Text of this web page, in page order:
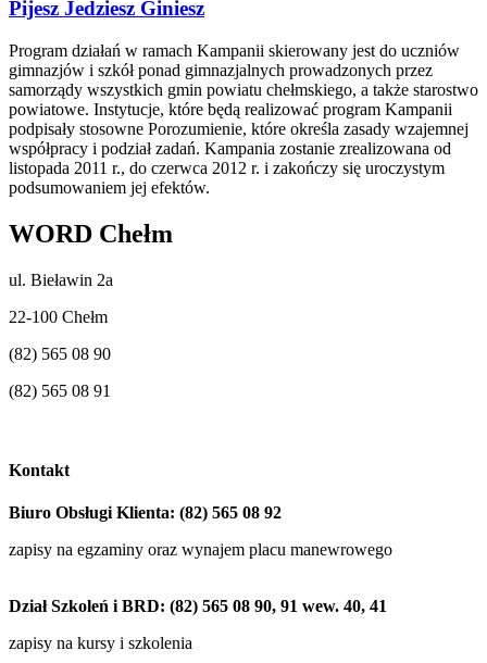
Pijesz Jedziesz Giniesz
Program działań w ramach Kampanii skierowany jest do uczniów
gimnazjów i szkół ponad gimnazjalnych prowadzonych przez
samorządy wszystkich gmin powiatu chełmskiego, a także starostwo
powiatowe. Instytucje, które będą realizować program Kampanii
podpisały stosowne Porozumienie, które określa zasady wzajemnej
współpracy i podział zadań. Kampania zostanie zrealizowana od
listopada 2011 r., do czerwca 2012 r. i zakończy się uroczystym
podsumowaniem jej efektów.
WORD Chełm
ul. Bieławin 2a
22-100 Chełm
(82) 565 08 90
(82) 565 08 91
Kontakt
Biuro Obsługi Klienta: (82) 565 08 92
zapisy na egzaminy oraz wynajem placu manewrowego
Dział Szkoleń i BRD: (82) 565 08 90, 91 wew. 40, 41
zapisy na kursy i szkolenia